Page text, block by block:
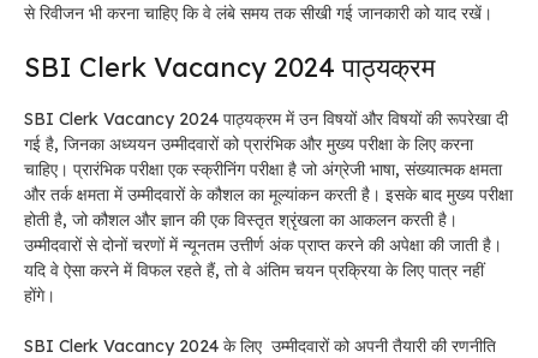
से रिवीजन भी करना चाहिए कि वे लंबे समय तक सीखी गई जानकारी को याद रखें।
SBI Clerk Vacancy 2024 पाठ्यक्रम
SBI Clerk Vacancy 2024 पाठ्यक्रम में उन विषयों और विषयों की रूपरेखा दी
गई है, जिनका अध्ययन उम्मीदवारों को प्रारंभिक और मुख्य परीक्षा के लिए करना
चाहिए। प्रारंभिक परीक्षा एक स्क्रीनिंग परीक्षा है जो अंग्रेजी भाषा, संख्यात्मक क्षमता
और तर्क क्षमता में उम्मीदवारों के कौशल का मूल्यांकन करती है। इसके बाद मुख्य परीक्षा
होती है, जो कौशल और ज्ञान की एक विस्तृत श्रृंखला का आकलन करती है।
उम्मीदवारों से दोनों चरणों में न्यूनतम उत्तीर्ण अंक प्राप्त करने की अपेक्षा की जाती है।
यदि वे ऐसा करने में विफल रहते हैं, तो वे अंतिम चयन प्रक्रिया के लिए पात्र नहीं
होंगे।
SBI Clerk Vacancy 2024 के लिए उम्मीदवारों को अपनी तैयारी की रणनीति